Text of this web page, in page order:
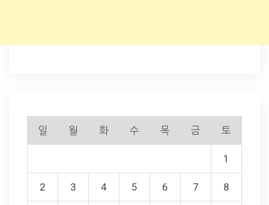
일 월 화 수 목 금 토
1
2 3 4 5 6 7 8